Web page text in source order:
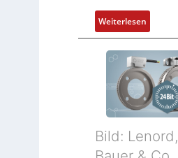
n
e
n
C
l
ä
s
s
t
s
c
h
Weiterlesen:
M
o
b
i
f
n
Bild: Lenord,